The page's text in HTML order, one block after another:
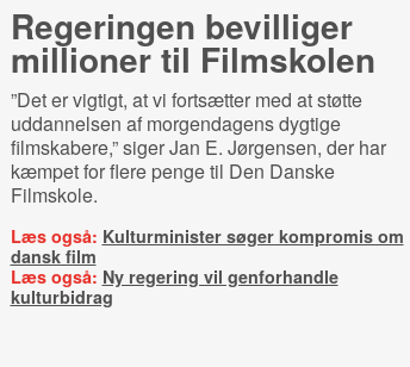
Regeringen bevilliger
millioner til Filmskolen
”Det er vigtigt, at vi fortsætter med at støtte
uddannelsen af morgendagens dygtige
filmskabere,” siger Jan E. Jørgensen, der har
kæmpet for flere penge til Den Danske
Filmskole.
Læs også: Kulturminister søger kompromis om
dansk film
Læs også: Ny regering vil genforhandle
kulturbidrag